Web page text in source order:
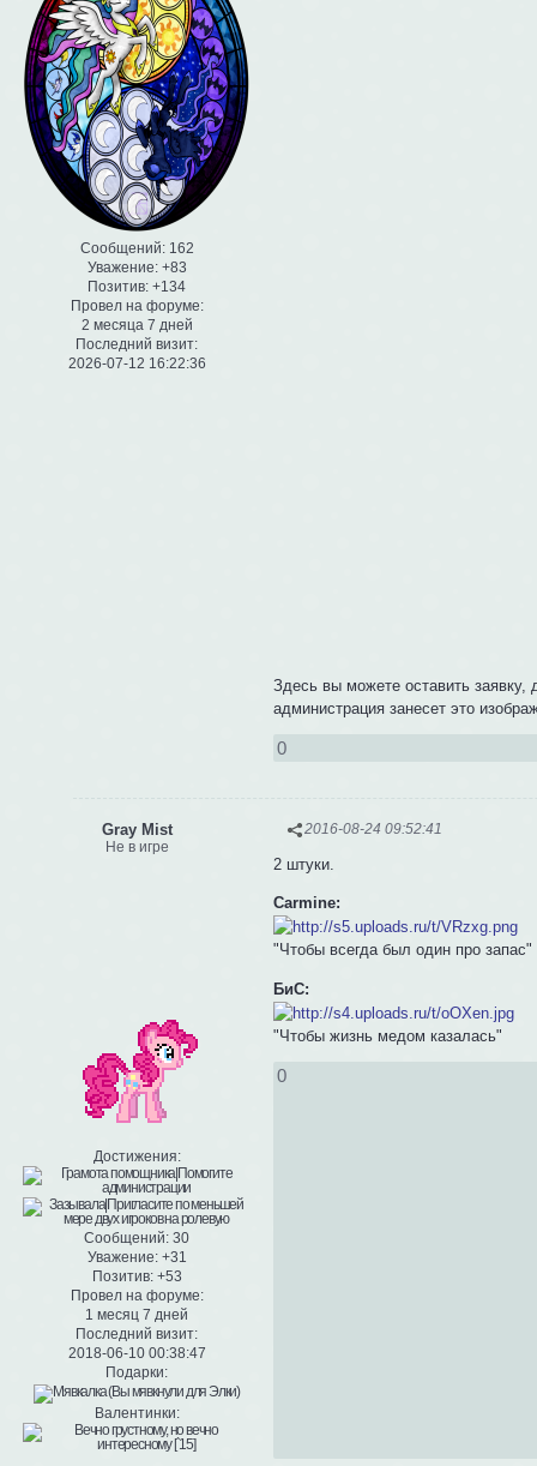
Сообщений:162
Уважение: +83
Позитив: +134
Провел на форуме:
2 месяца 7 дней
Последний визит:
2026-07-12 16:22:36
Здесь вы можете оставить заявку,
администрация занесет это
0
2016-08-24 09:52:41
Gray Mist
Не в игре
Достижения:
Сообщений: 30
Уважение: +31
Позитив: +53
Провел на форуме:
1 месяц 7 дней
Последний визит:
2018-06-10 00:38:47
Подарки:
Валентинки:
2 штуки.
Carmine:
"Чтобы всегда был один про запас"
БиС:
"Чтобы жизнь медом казалась"
0